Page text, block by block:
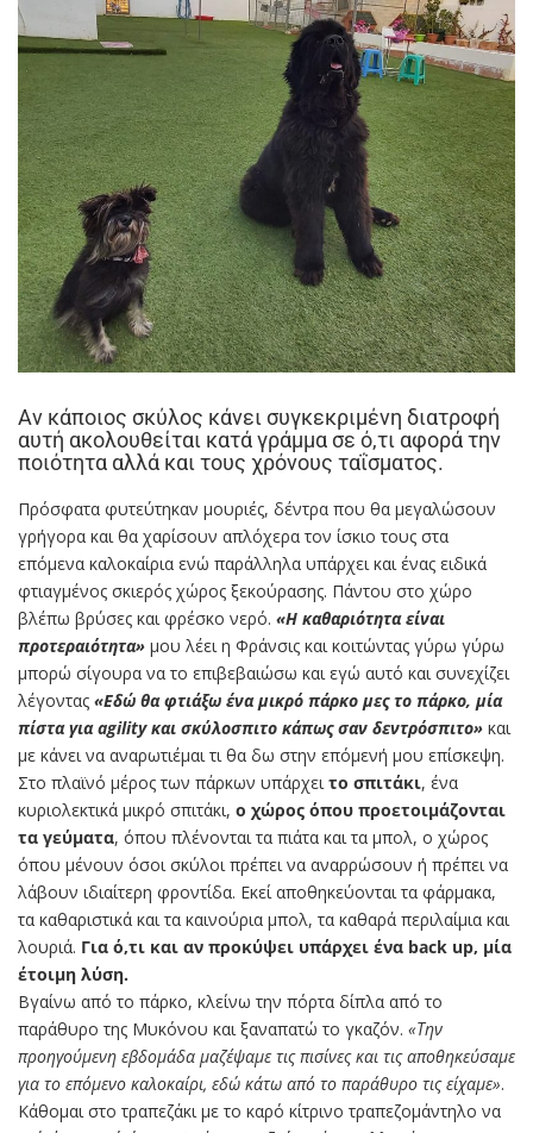
Αν κάποιος σκύλος κάνει συγκεκριμένη διατροφή
αυτή ακολουθείται κατά γράμμα σε ό,τι αφορά την
ποιότητα αλλά και τους χρόνους ταΐσματος.
Πρόσφατα φυτεύτηκαν μουριές, δέντρα που θα μεγαλώσουν
γρήγορα και θα χαρίσουν απλόχερα τον ίσκιο τους στα
επόμενα καλοκαίρια ενώ παράλληλα υπάρχει και ένας ειδικά
φτιαγμένος σκιερός χώρος ξεκούρασης. Πάντου στο χώρο
βλέπω βρύσες και φρέσκο νερό. «Η καθαριότητα είναι
προτεραιότητα» μου λέει η Φράνσις και κοιτώντας γύρω γύρω
μπορώ σίγουρα να το επιβεβαιώσω και εγώ αυτό και συνεχίζει
λέγοντας «Εδώ θα φτιάξω ένα μικρό πάρκο μες το πάρκο, μία
πίστα για agility και σκύλοσπιτο κάπως σαν δεντρόσπιτο» και
με κάνει να αναρωτιέμαι τι θα δω στην επόμενή μου επίσκεψη.
Στο πλαϊνό μέρος των πάρκων υπάρχει το σπιτάκι, ένα
κυριολεκτικά μικρό σπιτάκι, ο χώρος όπου προετοιμάζονται
τα γεύματα, όπου πλένονται τα πιάτα και τα μπολ, ο χώρος
όπου μένουν όσοι σκύλοι πρέπει να αναρρώσουν ή πρέπει να
λάβουν ιδιαίτερη φροντίδα. Εκεί αποθηκεύονται τα φάρμακα,
τα καθαριστικά και τα καινούρια μπολ, τα καθαρά περιλαίμια και
λουριά. Για ό,τι και αν προκύψει υπάρχει ένα back up, μία
έτοιμη λύση.
Βγαίνω από το πάρκο, κλείνω την πόρτα δίπλα από το
παράθυρο της Μυκόνου και ξαναπατώ το γκαζόν. «Την
προηγούμενη εβδομάδα μαζέψαμε τις πισίνες και τις αποθηκεύσαμε
για το επόμενο καλοκαίρι, εδώ κάτω από το παράθυρο τις είχαμε».
Κάθομαι στο τραπεζάκι με το καρό κίτρινο τραπεζομάντηλο να